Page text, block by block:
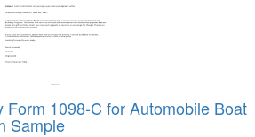
1098‐C for Automobile Boat
Sample